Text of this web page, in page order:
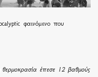
φαινόμενο που
έπεσε 12 βαθμούς